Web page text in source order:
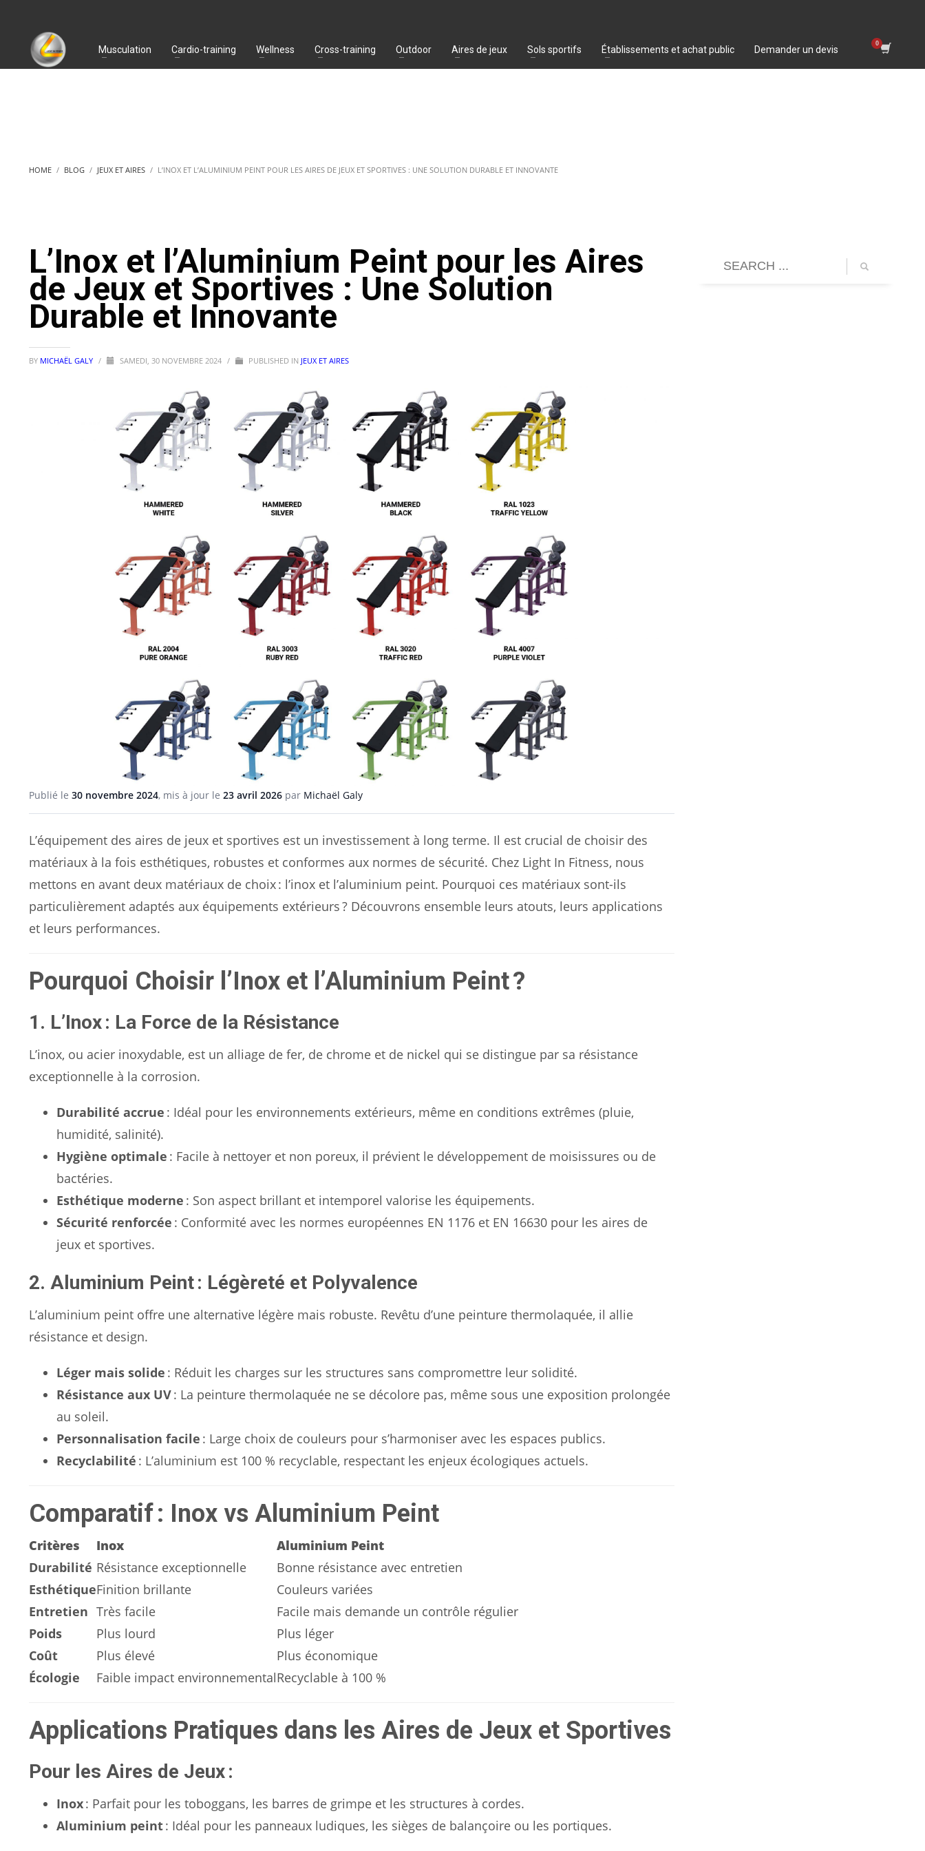
Musculation Cardio-training Wellness Cross-training Outdoor Aires de jeux Sols sportifs Établissements et achat public Demander un devis
HOME BLOG JEUX ET AIRES L’INOX ET L’ALUMINIUM PEINT POUR LES AIRES DE JEUX ET SPORTIVES : UNE SOLUTION DURABLE ET INNOVANTE
L’Inox et l’Aluminium Peint pour les Aires
de Jeux et Sportives : Une Solution
Durable et Innovante
BY MICHAËL GALY / SAMEDI, 30 NOVEMBRE 2024 / PUBLISHED IN JEUX ET AIRES
Publié le 30 novembre 2024, mis à jour le 23 avril 2026 par Michaël Galy
L’équipement des aires de jeux et sportives est un investissement à long terme. Il est crucial de choisir des
matériaux à la fois esthétiques, robustes et conformes aux normes de sécurité. Chez Light In Fitness, nous
mettons en avant deux matériaux de choix : l’inox et l’aluminium peint. Pourquoi ces matériaux sont-ils
particulièrement adaptés aux équipements extérieurs ? Découvrons ensemble leurs atouts, leurs applications
et leurs performances.
Pourquoi Choisir l’Inox et l’Aluminium Peint ?
1. L’Inox : La Force de la Résistance
L’inox, ou acier inoxydable, est un alliage de fer, de chrome et de nickel qui se distingue par sa résistance
exceptionnelle à la corrosion.
Durabilité accrue : Idéal pour les environnements extérieurs, même en conditions extrêmes (pluie,
humidité, salinité).
Hygiène optimale : Facile à nettoyer et non poreux, il prévient le développement de moisissures ou de
bactéries.
Esthétique moderne : Son aspect brillant et intemporel valorise les équipements.
Sécurité renforcée : Conformité avec les normes européennes EN 1176 et EN 16630 pour les aires de
jeux et sportives.
2. Aluminium Peint : Légèreté et Polyvalence
L’aluminium peint offre une alternative légère mais robuste. Revêtu d’une peinture thermolaquée, il allie
résistance et design.
Léger mais solide : Réduit les charges sur les structures sans compromettre leur solidité.
Résistance aux UV: La peinture thermolaquée ne se décolore pas, même sous une exposition prolongée
au soleil.
Personnalisation facile : Large choix de couleurs pour s’harmoniser avec les espaces publics.
Recyclabilité : L’aluminium est 100 % recyclable, respectant les enjeux écologiques actuels.
Comparatif : Inox vs Aluminium Peint
Critères Inox
Aluminium Peint
Durabilité Résistance exceptionnelle
Bonne résistance avec entretien
EsthétiqueFinition brillante
Couleurs variées
Entretien Très facile
Facile mais demande un contrôle régulier
Poids
Plus lourd
Plus léger
Coût
Plus élevé
Plus économique
Écologie
Faible impact environnementalRecyclable à 100 %
Applications Pratiques dans les Aires de Jeux et Sportives
Pour les Aires de Jeux :
Inox: Parfait pour les toboggans, les barres de grimpe et les structures à cordes.
Aluminium peint: Idéal pour les panneaux ludiques, les sièges de balançoire ou les portiques.